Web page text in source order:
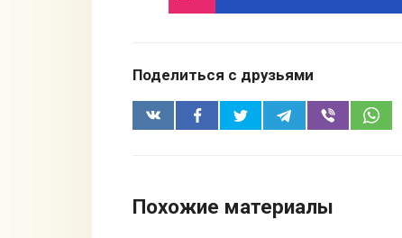
Поделиться с друзьями
Похожие материалы